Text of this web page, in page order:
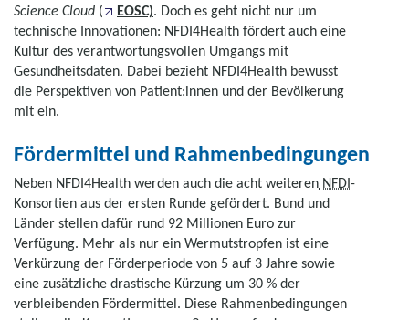
Science Cloud ( EOSC). Doch es geht nicht nur um
technische Innovationen: NFDI4Health fördert auch eine
Kultur des verantwortungsvollen Umgangs mit
Gesundheitsdaten. Dabei bezieht NFDI4Health bewusst
die Perspektiven von Patient:innen und der Bevölkerung
mit ein.
Fördermittel und Rahmenbedingungen
Neben NFDI4Health werden auch die acht weiteren NFDI-
Konsortien aus der ersten Runde gefördert. Bund und
Länder stellen dafür rund 92 Millionen Euro zur
Verfügung. Mehr als nur ein Wermutstropfen ist eine
Verkürzung der Förderperiode von 5 auf 3 Jahre sowie
eine zusätzliche drastische Kürzung um 30 % der
verbleibenden Fördermittel. Diese Rahmenbedingungen